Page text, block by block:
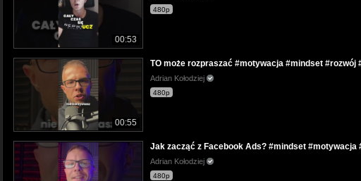
00:53
480p
00:55
TO może rozpraszać #motywacja #mindset #rozwój
Adrian Kołodziej
480p
Jak zacząć z Facebook Ads? #mindset #motywacja
Adrian Kołodziej
480p